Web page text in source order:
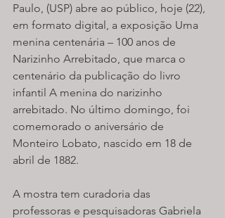
Paulo, (USP) abre ao público, hoje (22),
em formato digital, a exposição Uma
menina centenária – 100 anos de
Narizinho Arrebitado, que marca o
centenário da publicação do livro
infantil A menina do narizinho
arrebitado. No último domingo, foi
comemorado o aniversário de
Monteiro Lobato, nascido em 18 de
abril de 1882.
A mostra tem curadoria das
professoras e pesquisadoras Gabriela